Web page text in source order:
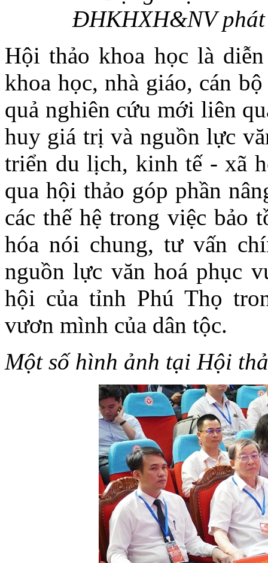
ĐHKHXH&NV
Hội thảo khoa học là
khoa học, nhà giáo, cán
quả nghiên cứu mới liên
huy giá trị và nguồn lực
triển du lịch, kinh tế - xã
qua hội thảo góp phần
các thế hệ trong việc bảo
hóa nói chung, tư vấn
nguồn lực văn hoá phục
hội của tỉnh Phú Thọ
vươn mình của dân tộc.
Một số hình ảnh tại Hội